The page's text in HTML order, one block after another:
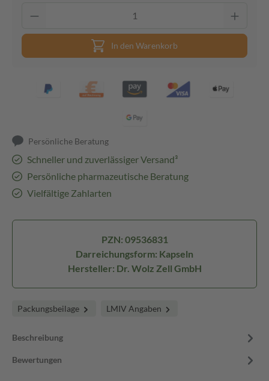
In den Warenkorb
Persönliche Beratung
Schneller und zuverlässiger Versand³
Persönliche pharmazeutische Beratung
Vielfältige Zahlarten
PZN: 09536831
Darreichungsform: Kapseln
Hersteller: Dr. Wolz Zell GmbH
Packungsbeilage LMIV Angaben
Beschreibung
Bewertungen